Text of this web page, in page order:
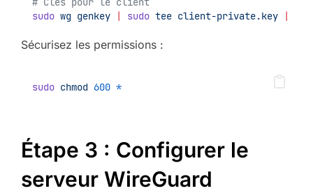
sudo wg genkey | sudo tee client-private.key |
Sécurisez les permissions :
sudo chmod 600 *
Étape 3 : Configurer le
serveur WireGuard